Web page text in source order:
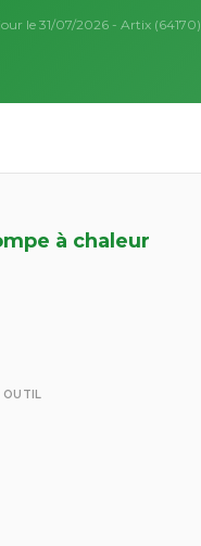
le 31/07/2026 - Artix (64170)
à chaleur
OUTIL